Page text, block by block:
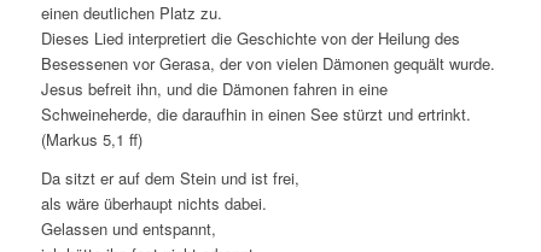
einen deutlichen Platz zu.
Dieses Lied interpretiert die Geschichte von der Heilung des
Besessenen vor Gerasa, der von vielen Dämonen gequält wurde.
Jesus befreit ihn, und die Dämonen fahren in eine
Schweineherde, die daraufhin in einen See stürzt und ertrinkt.
(Markus 5,1 ff)
Da sitzt er auf dem Stein und ist frei,
als wäre überhaupt nichts dabei.
Gelassen und entspannt,